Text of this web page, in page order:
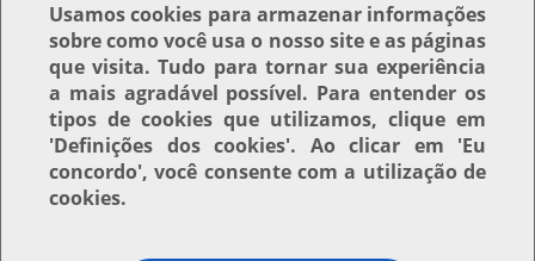
Usamoscookies para armazenar informações
sobre como você usa o nosso site e as páginas
que visita. Tudo para tornar sua experiência
a mais agradável possível. Para entender os
tipos de cookies que utilizamos, clique em
'Definições dos cookies'. Ao clicar em 'Eu
concordo', você consente com a utilização de
cookies.